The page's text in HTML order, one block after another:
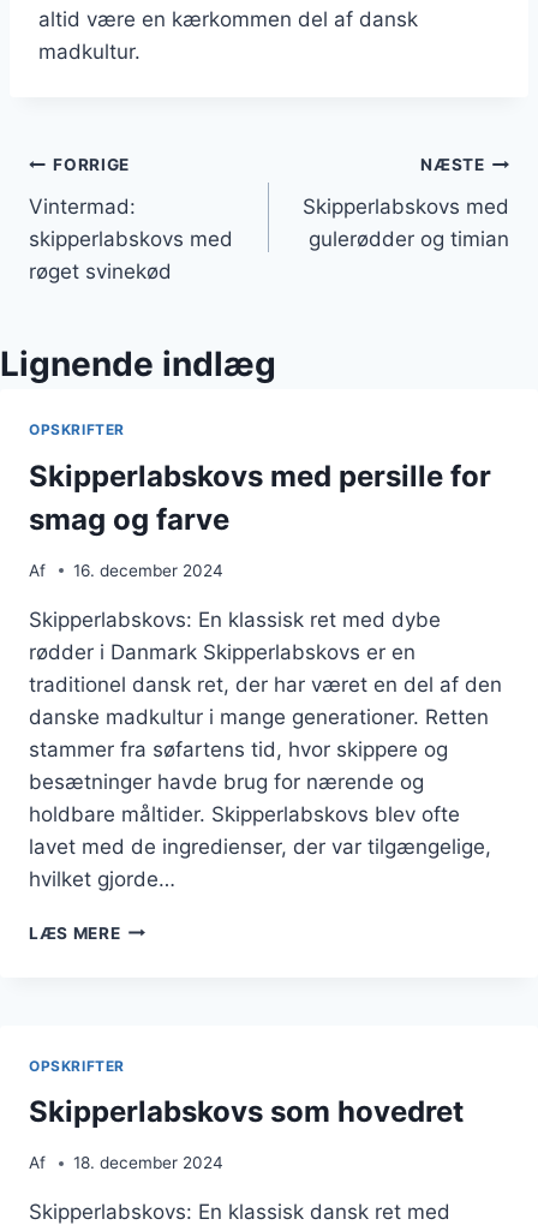
altid være en kærkommen del af dansk
madkultur.
Indlægsnavigation
FORRIGE
Vintermad:
skipperlabskovs med
røget svinekød
NÆSTE
Skipperlabskovs med
gulerødder og timian
Lignende indlæg
OPSKRIFTER
Skipperlabskovs med persille for
smag og farve
Af 16. december 2024
Skipperlabskovs: En klassisk ret med dybe
rødder i Danmark Skipperlabskovs er en
traditionel dansk ret, der har været en del af den
danske madkultur i mange generationer. Retten
stammer fra søfartens tid, hvor skippere og
besætninger havde brug for nærende og
holdbare måltider. Skipperlabskovs blev ofte
lavet med de ingredienser, der var tilgængelige,
hvilket gjorde…
LÆS MERESKIPPERLABSKOVS
FARVE
OPSKRIFTER
Skipperlabskovs som hovedret
Af 18. december 2024
Skipperlabskovs: En klassisk dansk ret med